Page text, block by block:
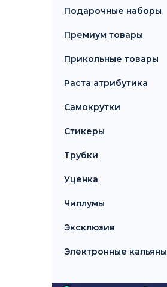
Подарочные наборы
Премиум товары
Прикольные товары
Раста атрибутика
Самокрутки
Стикеры
Трубки
Уценка
Чиллумы
Эксклюзив
Электронные кальяны